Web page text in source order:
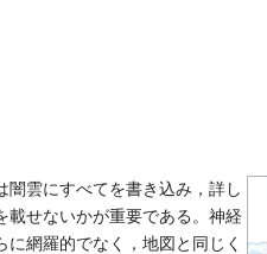
雲にすべてを書き込み，詳し
載せないかが重要である。神経
網羅的でなく，地図と同じく